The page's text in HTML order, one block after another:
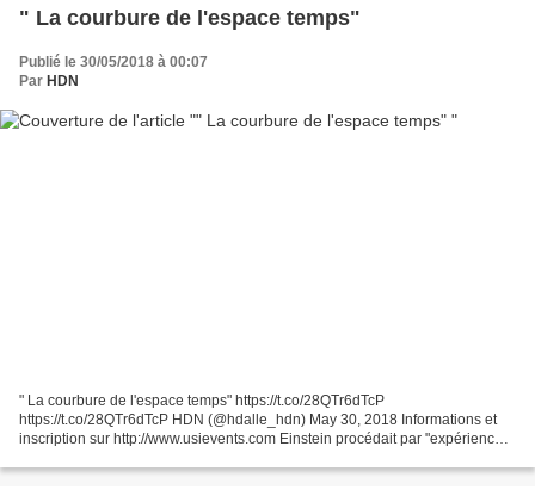
" La courbure de l'espace temps"
Publié le 30/05/2018 à 00:07
Par HDN
" La courbure de l'espace temps" https://t.co/28QTr6dTcP
https://t.co/28QTr6dTcP HDN (@hdalle_hdn) May 30, 2018 Informations et
inscription sur http://www.usievents.com Einstein procédait par "expériences